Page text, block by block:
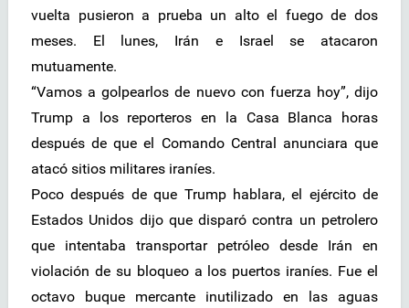
vuelta pusieron a prueba un alto el fuego de dos
meses. El lunes, Irán e Israel se atacaron
mutuamente.
“Vamos a golpearlos de nuevo con fuerza hoy”, dijo
Trump a los reporteros en la Casa Blanca horas
después de que el Comando Central anunciara que
atacó sitios militares iraníes.
Poco después de que Trump hablara, el ejército de
Estados Unidos dijo que disparó contra un petrolero
que intentaba transportar petróleo desde Irán en
violación de su bloqueo a los puertos iraníes. Fue el
octavo buque mercante inutilizado en las aguas